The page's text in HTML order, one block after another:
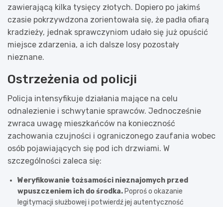
zawierającą kilka tysięcy złotych. Dopiero po jakimś
czasie pokrzywdzona zorientowała się, że padła ofiarą
kradzieży, jednak sprawczyniom udało się już opuścić
miejsce zdarzenia, a ich dalsze losy pozostały
nieznane.
Ostrzeżenia od policji
Policja intensyfikuje działania mające na celu
odnalezienie i schwytanie sprawców. Jednocześnie
zwraca uwagę mieszkańców na konieczność
zachowania czujności i ograniczonego zaufania wobec
osób pojawiających się pod ich drzwiami. W
szczególności zaleca się:
Weryfikowanie tożsamości nieznajomych przed
wpuszczeniem ich do środka. Poproś o okazanie
legitymacji służbowej i potwierdź jej autentyczność